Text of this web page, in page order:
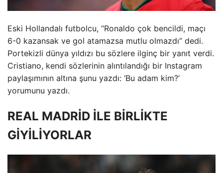
Eski Hollandalı futbolcu, “Ronaldo çok bencildi, maçı
6-0 kazansak ve gol atamazsa mutlu olmazdı” dedi.
Portekizli dünya yıldızı bu sözlere ilginç bir yanıt verdi.
Cristiano, kendi sözlerinin alıntılandığı bir Instagram
paylaşımının altına şunu yazdı: ‘Bu adam kim?’
yorumunu yazdı.
REAL MADRİD İLE BİRLİKTE
GİYİLİYORLAR